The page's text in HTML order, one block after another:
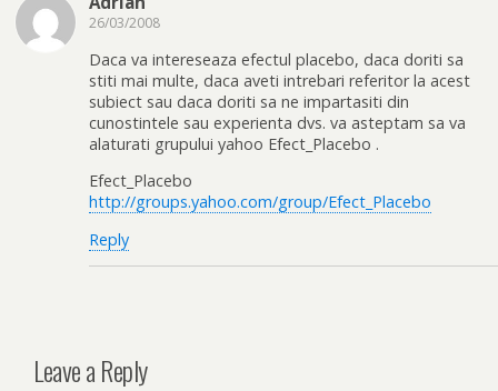
26/03/2008
Daca va intereseaza efectul placebo, daca doriti sa
stiti mai multe, daca aveti intrebari referitor la acest
subiect sau daca doriti sa ne impartasiti din
cunostintele sau experienta dvs. va asteptam sa va
alaturati grupului yahoo Efect_Placebo .
Efect_Placebo
http://groups.yahoo.com/group/Efect_Placebo
Reply
Leave a Reply